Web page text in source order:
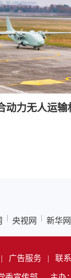
动力无人运输
央视网 新华网
| 广告服务 | 联